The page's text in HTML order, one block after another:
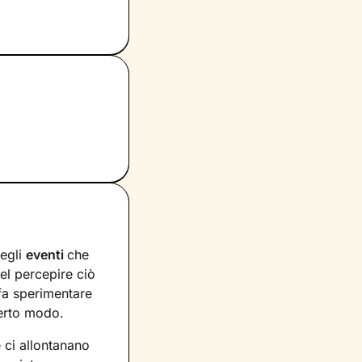
eventi che
percepire ciò
sperimentare
modo.
allontanano